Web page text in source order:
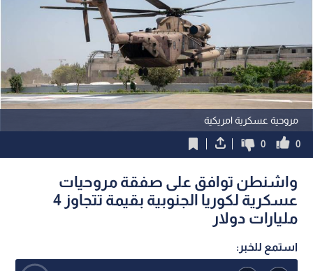
مروحية عسكرية امريكية
0
0
واشنطن توافق على صفقة مروحيات
عسكرية لكوريا الجنوبية بقيمة تتجاوز 4
مليارات دولار
استمع للخبر: